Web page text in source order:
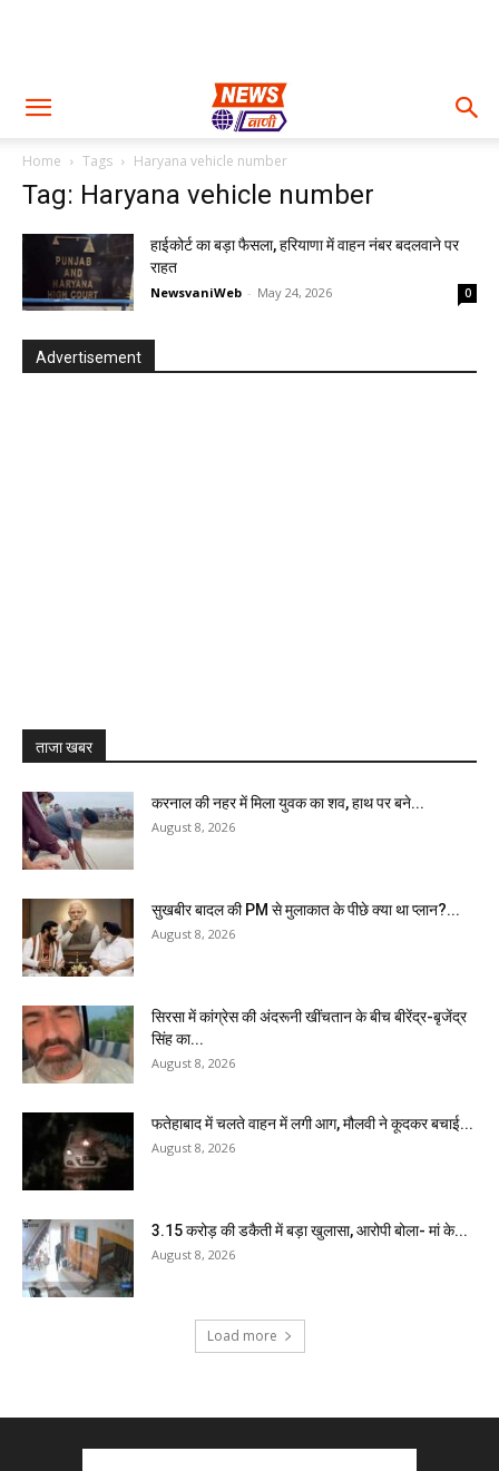
Home Tags Haryana vehicle number
Tag: Haryana vehicle number
हाईकोर्ट का बड़ा फैसला, हरियाणा में वाहन नंबर बदलवाने पर
राहत
NewsvaniWeb - May 24, 2026 0
Advertisement
ताजा खबर
करनाल की नहर में मिला युवक का शव, हाथ पर बने...
August 8, 2026
सुखबीर बादल की PM से मुलाकात के पीछे क्या था प्लान?...
August 8, 2026
सिरसा में कांग्रेस की अंदरूनी खींचतान के बीच बीरेंद्र-बृजेंद्र
सिंह का...
August 8, 2026
फतेहाबाद में चलते वाहन में लगी आग, मौलवी ने कूदकर बचाई...
August 8, 2026
₹3.15 करोड़ की डकैती में बड़ा खुलासा, आरोपी बोला- मां के...
August 8, 2026
Load more